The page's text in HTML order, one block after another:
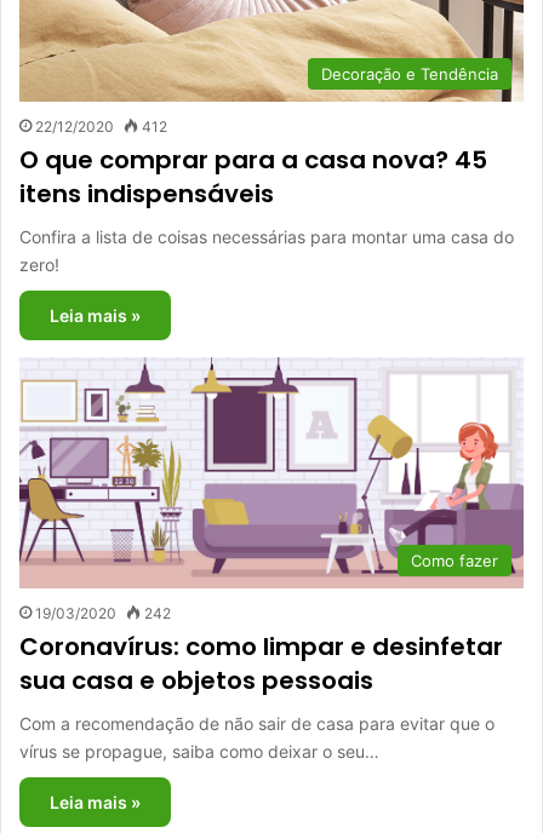
Decoração e Tendência
22/12/2020 412
O que comprar para a casa nova? 45
itens indispensáveis
Confira a lista de coisas necessárias para montar uma casa do
zero!
Leia mais »
Como fazer
19/03/2020 242
Coronavírus: como limpar e desinfetar
sua casa e objetos pessoais
Com a recomendação de não sair de casa para evitar que o
vírus se propague, saiba como deixar o seu…
Leia mais »